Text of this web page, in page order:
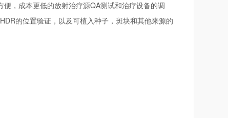
，成本更低的放射治疗源QA测试和治疗设备的调
的位置验证，以及可植入种子，斑块和其他来源的